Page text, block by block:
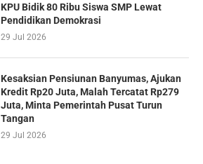
KPU Bidik 80 Ribu Siswa SMP Lewat
Pendidikan Demokrasi
29 Jul 2026
Kesaksian Pensiunan Banyumas, Ajukan
Kredit Rp20 Juta, Malah Tercatat Rp279
Juta, Minta Pemerintah Pusat Turun
Tangan
29 Jul 2026